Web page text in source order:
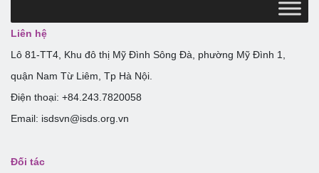
Liên hệ
Lô 81-TT4, Khu đô thị Mỹ Đình Sông Đà, phường Mỹ Đình 1,
quận Nam Từ Liêm, Tp Hà Nội.
Điện thoại: +84.243.7820058
Email: isdsvn@isds.org.vn
Đối tác